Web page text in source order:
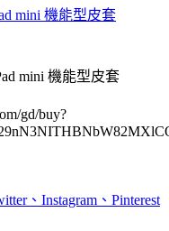
mini 機能型皮套
mini 機能型皮套
gd/buy?
、Instagram、Pinterest